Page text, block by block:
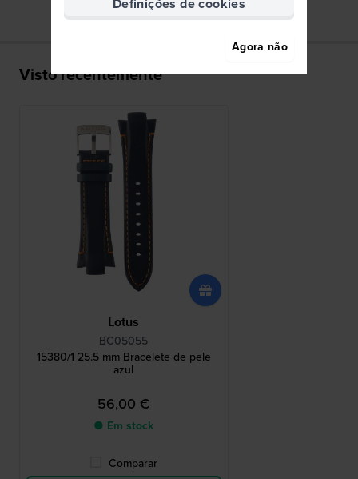
Visto recentemente
Lotus
BC05055
15380/1 25.5 mm Bracelete de pele
azul
56,00 €
● Em stock
Comparar
Agora não